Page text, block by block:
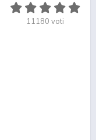
11180 voti